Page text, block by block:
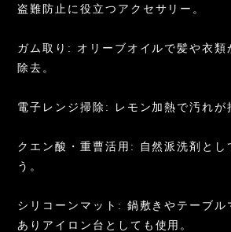
盗難防止に役立つアクセサリー。
ガム取り: オリーブオイルで髪や衣類
除去。
電子レンジ掃除: レモン加熱で汚れが
クエン酸・重曹活用: 自然派洗剤とし
う。
シリコーンマット: 鍋敷きやテーブル
ありアイロン台としても使用。